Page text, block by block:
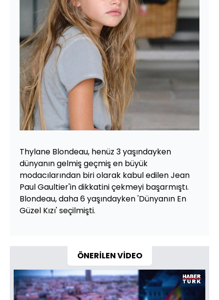
Thylane Blondeau, henüz 3 yaşındayken
dünyanın gelmiş geçmiş en büyük
modacılarından biri olarak kabul edilen Jean
Paul Gaultier'in dikkatini çekmeyi başarmıştı.
Blondeau, daha 6 yaşındayken 'Dünyanın En
Güzel Kızı' seçilmişti.
ÖNERİLEN VİDEO
Video
Oynatıcısı